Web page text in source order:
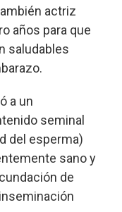
actriz
años para que
saludables
a un
seminal
del esperma)
sano y
de